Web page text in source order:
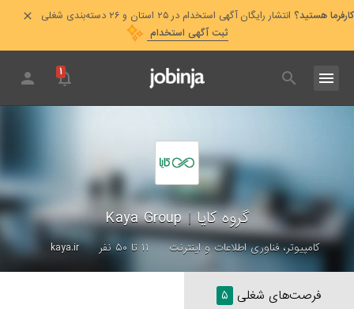
کارفرما هستید؟ انتشار رایگان آگهی استخدام در ۲۵ استان و ۲۶ دسته‌بندی شغلی
ثبت آگهی استخدام
۱
گروه کایا|
Kaya Group
کامپیوتر، فناوری اطلاعات و اینترنت ۱۱ تا ۵۰ نفر kaya.ir
فرصت‌های شغلی ۵